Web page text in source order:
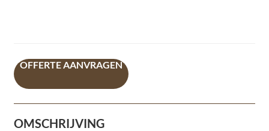
OFFERTE AANVRAGEN
OMSCHRIJVING